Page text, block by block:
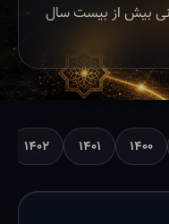
بیش از بیست سال
۱۴۰۰ ۱۴۰۱ ۱۴۰۲